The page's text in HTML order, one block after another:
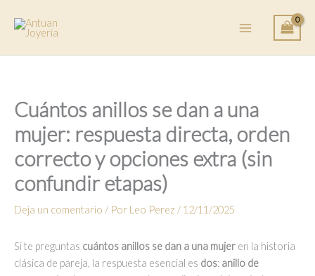
contenido
Cuántos anillos se dan a una
mujer: respuesta directa, orden
correcto y opciones extra (sin
confundir etapas)
Deja un comentario / Por Leo Perez / 12/11/2025
Si te preguntas cuántos anillos se dan a una mujer en la historia
clásica de pareja, la respuesta esencial es dos: anillo de